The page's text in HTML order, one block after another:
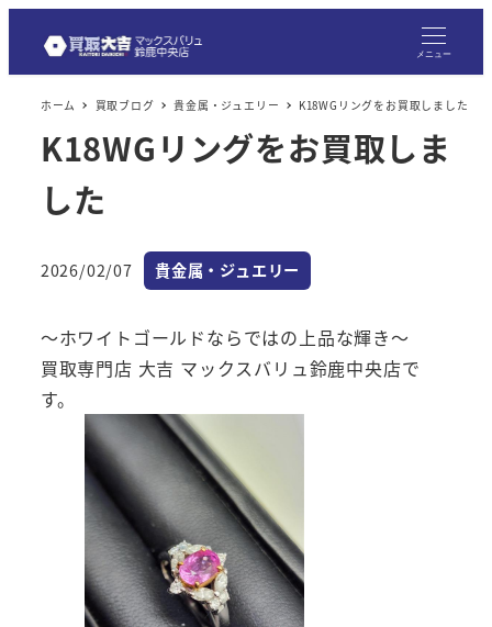
メニュー
ホーム 買取ブログ 貴金属・ジュエリー K18WGリングをお買取しました
K18WGリングをお買取しま
した
投稿日
2026/02/07 カテゴリー
貴金属・ジュエリー
～ホワイトゴールドならではの上品な輝き～
買取専門店 大吉 マックスバリュ鈴鹿中央店で
す。